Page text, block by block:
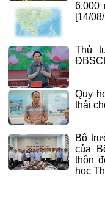
6.000
[14/
Thủ
Quy
thải
Bộ
của
thôn
học